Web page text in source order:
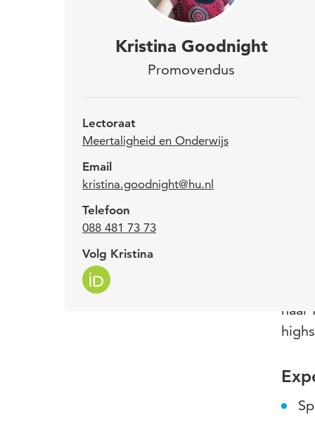
Kristina Goodnight
Promovendus
Lectoraat
Meertaligheid en Onderwijs
Email
kristina.goodnight@hu.nl
Telefoon
088 481 73 73
Volg Kristina
naar